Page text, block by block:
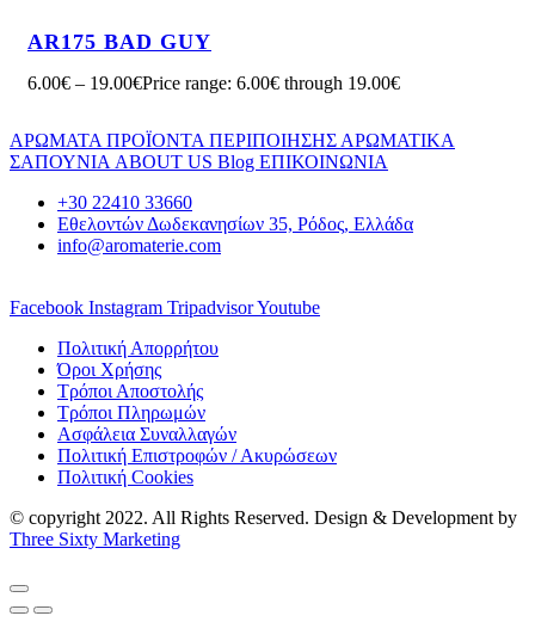
AR175 BAD GUY
6.00€ – 19.00€Price range: 6.00€ through 19.00€
ΑΡΩΜΑΤΑ ΠΡΟΪΟΝΤΑ ΠΕΡΙΠΟΙΗΣΗΣ ΑΡΩΜΑΤΙΚΑ
ΣΑΠΟΥΝΙΑ ABOUT US Blog ΕΠΙΚΟΙΝΩΝΙΑ
+30 22410 33660
Εθελοντών Δωδεκανησίων 35, Ρόδος, Ελλάδα
info@aromaterie.com
Facebook Instagram TripadvisorYoutube
Πολιτική Απορρήτου
Όροι Χρήσης
Τρόποι Αποστολής
Τρόποι Πληρωμών
Ασφάλεια Συναλλαγών
Πολιτική Επιστροφών / Ακυρώσεων
Πολιτική Cookies
© copyright 2022. All Rights Reserved. Design & Development by
Three Sixty Marketing